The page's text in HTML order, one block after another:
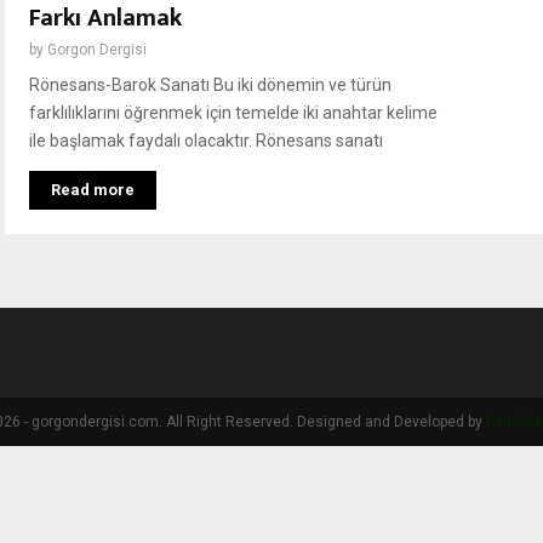
Farkı Anlamak
by Gorgon Dergisi
Rönesans-Barok Sanatı Bu iki dönemin ve türün
farklılıklarını öğrenmek için temelde iki anahtar kelime
ile başlamak faydalı olacaktır. Rönesans sanatı
Read more
- gorgondergisi.com. All Right Reserved. Designed and Developed by